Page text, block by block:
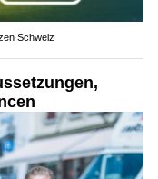
Schweiz